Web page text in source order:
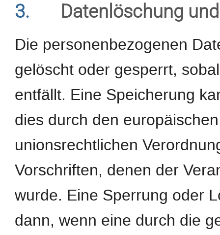
3. Datenlöschung
Die personenbezogenen
gelöscht oder gesperrt,
entfällt. Eine Speicherung
dies durch den
unionsrechtlichen
Vorschriften, denen der
wurde. Eine Sperrung oder
dann, wenn eine durch die